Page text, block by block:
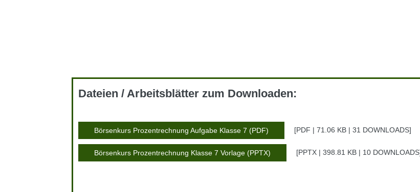
Dateien / Arbeitsblätter zum Downloaden:
Börsenkurs Prozentrechnung Aufgabe Klasse 7 (PDF) PDF | 71.06 KB | 31 DOWNLOADS
Börsenkurs Prozentrechnung Klasse 7 Vorlage (PPTX) PPTX | 398.81 KB | 10 DOWNLOADS